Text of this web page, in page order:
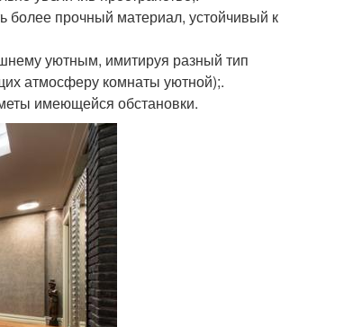
более прочный материал, устойчивый к
уютным, имитируя разный тип
атмосферу комнаты уютной);.
имеющейся обстановки.